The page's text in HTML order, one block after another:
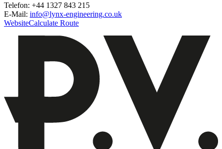
Telefon: +44 1327 843 215
E-Mail: info@lynx-engineering.co.uk
WebsiteCalculate Route